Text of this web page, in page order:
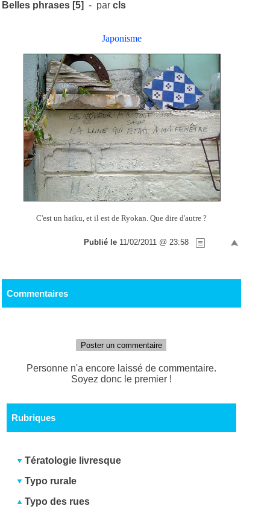
Belles phrases [5] - parcls
Japonisme
C'est un haïku, et il est de Ryokan. Que dire d'autre ?
Publié le 11/02/2011 @ 23:58
Commentaires
Poster un commentaire
Personne n'a encore laissé de commentaire.
Soyez donc le premier !
Rubriques
Tératologie livresque
Typo rurale
Typo des rues